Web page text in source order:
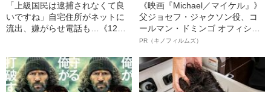
「上級国民は逮捕されなくて良
いですね」自宅住所がネットに
流出、嫌がらせ電話も…《12人
への暴力」
《映画『Michael／マイケル』》
父ジョセフ・ジャクソン役、コ
ールマン・ドミンゴ オフィシャ
ルインタビュー“観客を魅了した
語る”《日本興収70億円突破》
PR（キノフィルムズ）